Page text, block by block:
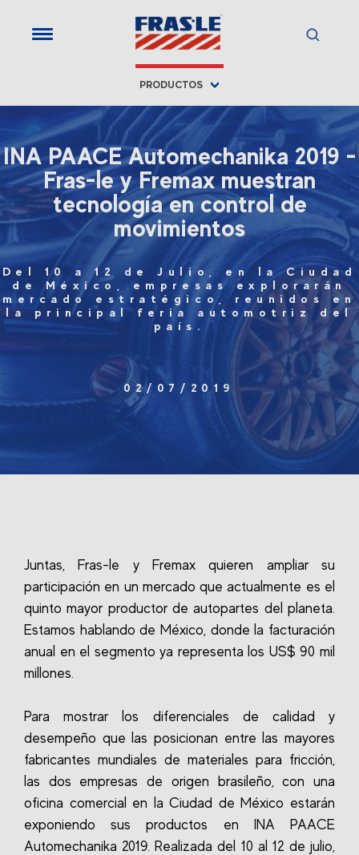
PRODUCTOS
INA PAACE Automechanika 2019 -
Fras-le y Fremax muestran
tecnología en control de
movimientos
Del 10 a 12 de Julio, en la Ciudad
de México, empresas explorarán
mercado estratégico, reunidos en
la principal feria automotriz del
país.
02/07/2019
Juntas, Fras-le y Fremax quieren ampliar su
participación en un mercado que actualmente es el
quinto mayor productor de autopartes del planeta.
Estamos hablando de México, donde la facturación
anual en el segmento ya representa los US$ 90 mil
millones.
Para mostrar los diferenciales de calidad y
desempeño que las posicionan entre las mayores
fabricantes mundiales de materiales para fricción,
las dos empresas de origen brasileño, con una
oficina comercial en la Ciudad de México estarán
exponiendo sus productos en INA PAACE
Automechanika 2019. Realizada del 10 al 12 de julio,